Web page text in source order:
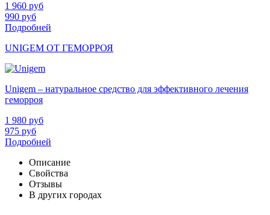
1 960 руб
990 руб
Подробней
UNIGEM ОТ ГЕМОРРОЯ
Unigem – натуральное средство для эффективного лечения
геморроя
1 980 руб
975 руб
Подробней
Описание
Свойства
Отзывы
В других городах